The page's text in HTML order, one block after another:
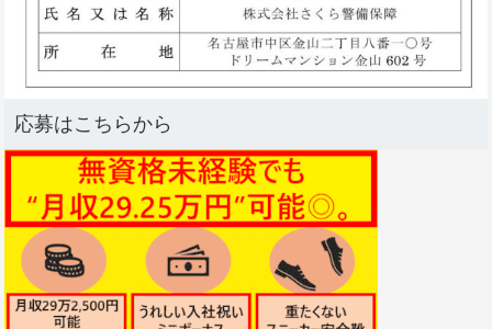
応募はこちらから